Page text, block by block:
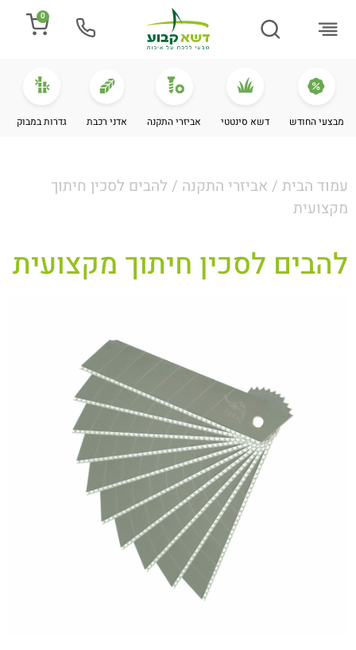
0
מבצעי החודש דשא סינטטי אביזרי התקנה אדני רכבת גדרות במבוק
עמוד הבית / אביזרי התקנה / להבים לסכין חיתוך
מקצועית
להבים לסכין חיתוך מקצועית